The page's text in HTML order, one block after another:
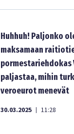
Huhhuh! Paljonko
maksamaan
pormestariehdokas
paljastaa, mihin
veroeurot menevät
30.03.2025 | 11:28